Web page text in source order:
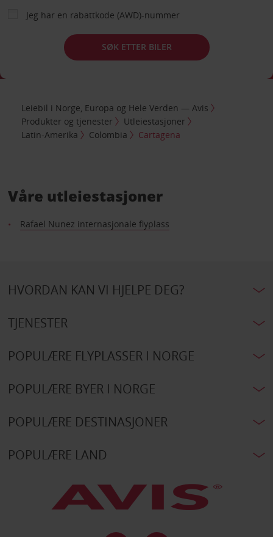
Jeg har en rabattkode (AWD)-nummer
SØK ETTER BILER
Leiebil i Norge, Europa og Hele Verden — Avis
Produkter og tjenester
Utleiestasjoner
Latin-Amerika
Colombia Cartagena
Våre utleiestasjoner
Rafael Nunez internasjonale flyplass
HVORDAN KAN VI HJELPE DEG?
TJENESTER
POPULÆRE FLYPLASSER I NORGE
POPULÆRE BYER I NORGE
POPULÆRE DESTINASJONER
POPULÆRE LAND